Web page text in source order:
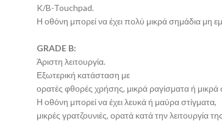
K/B-Touchpad.
Η οθόνη μπορεί να έχει πολύ μικρά σημάδια μη
GRADE B:
Άριστη λειτουργία.
Εξωτερική κατάσταση με
ορατές φθορές χρήσης, μικρά ραγίσματα ή μικρά
Η οθόνη μπορεί να έχει λευκά ή μαύρα στίγματα,
μικρές γρατζουνιές, ορατά κατά την λειτουργία